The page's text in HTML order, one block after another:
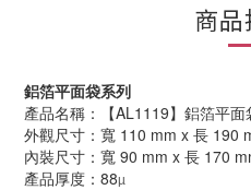
商
鋁箔平面袋系列
產品名稱：【AL1119】鋁箔平
外觀尺寸：寬 110 mm x 長 190
內裝尺寸：寬 90 mm x 長 170
產品厚度：88µ